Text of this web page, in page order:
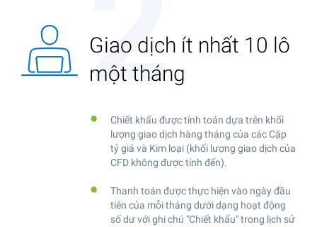
Giao dịch ít nhất 10 lô
một tháng
Chiết khấu được tính toán dựa trên khối
lượng giao dịch hàng tháng của các Cặp
tỷ giá và Kim loại (khối lượng giao dịch của
CFD không được tính đến).
Thanh toán được thực hiện vào ngày đầu
tiên của mỗi tháng dưới dạng hoạt động
số dư với ghi chú "Chiết khấu" trong lịch sử